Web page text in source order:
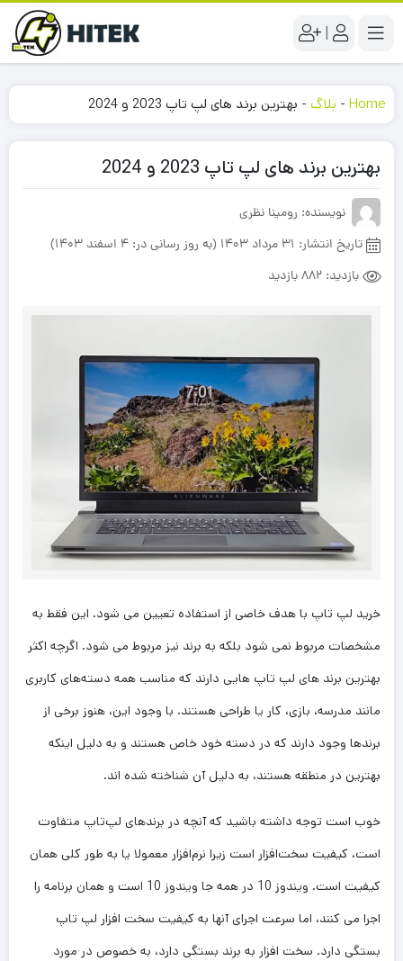
|
Home
- بلاگ - بهترین برند های لپ تاپ 2023 و 2024
بهترین برند های لپ تاپ 2023 و 2024
نویسنده: رومینا نظری
تاریخ انتشار: 31 مرداد 1403 (به روز رسانی در: 4 اسفند 1403)
بازدید: 882 بازدید
خرید لپ تاپ با هدف خاصی از استفاده تعیین می شود. این فقط به
مشخصات مربوط نمی شود بلکه به برند نیز مربوط می شود. اگرچه اکثر
بهترین برند های لپ تاپ هایی دارند که مناسب همه دسته‌های کاربری
مانند مدرسه، بازی، کار یا طراحی هستند. با وجود این، هنوز برخی از
برندها وجود دارند که در دسته خود خاص هستند و به دلیل اینکه
بهترین در منطقه هستند، به دلیل آن شناخته شده اند.
خوب است توجه داشته باشید که آنچه در برندهای لپ‌تاپ متفاوت
است، کیفیت سخت‌افزار است زیرا نرم‌افزار معمولا یا به طور کلی همان
کیفیت است. ویندوز 10 در همه جا ویندوز 10 است و همان برنامه را
اجرا می کنند، اما سرعت اجرای آنها به کیفیت سخت افزار لپ تاپ
بستگی دارد. سخت افزار به برند بستگی دارد، به خصوص در مورد